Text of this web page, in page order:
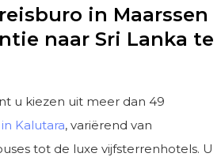
in Maarssen
naar Sri Lanka te
u kiezen uit meer dan 49
Kalutara, variërend van
tot de luxe vijfsterrenhotels. U